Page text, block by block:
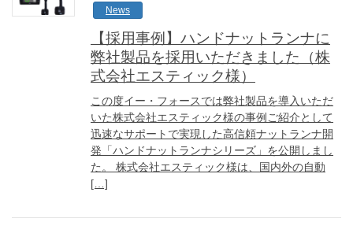
News
【採用事例】ハンドナットランナに
弊社製品を採用いただきました（株
式会社エスティック様）
この度イー・フォースでは弊社製品を導入いただ
いた株式会社エスティック様の事例ご紹介として
迅速なサポートで実現した高信頼ナットランナ開
発「ハンドナットランナシリーズ」を公開しまし
た。 株式会社エスティック様は、国内外の自動
[…]